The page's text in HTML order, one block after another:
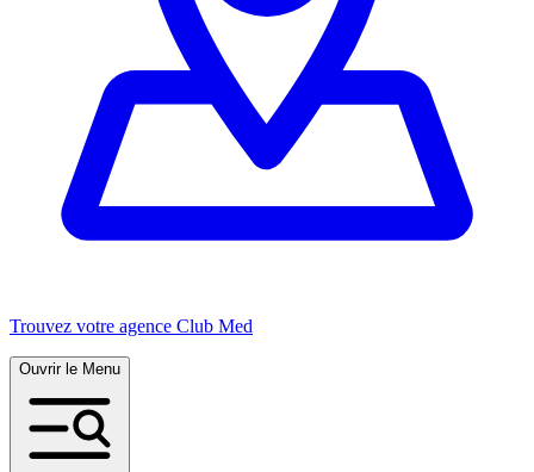
Trouvez votre agence Club Med
Ouvrir le Menu